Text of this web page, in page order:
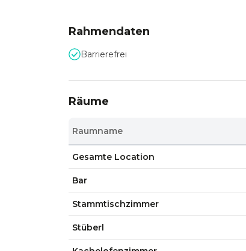
Rahmendaten
Barrierefrei
Räume
Raumname
Gesamte Location
Bar
Stammtischzimmer
Stüberl